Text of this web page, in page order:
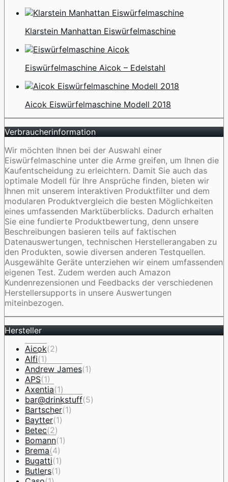
Klarstein Manhattan Eiswürfelmaschine
Eiswürfelmaschine Aicok – Edelstahl
Aicok Eiswürfelmaschine Modell 2018
Verbraucherinformation
Wir möchten Ihnen bei der Auswahl einer
Eiswürfelmaschine unter die Arme greifen, um Ihnen die
Kaufentscheidung zu erleichtern. Damit Sie auch das
optimale Modell für Ihre Ansprüche finden, bieten wir
Ihnen mit unserem interaktiven Produktfilter und dem
modularen Produktvergleich die besten Möglichkeiten
eines umfassenden Marktüberblicks. Dadurch erhalten
Sie eine fundierte Produktbewertung, denn unsere
Beschreibungen basieren teils auf faktischen
Datenauswertungen, technischen Herstellerangaben zu
den Produkten, sowie diversen anderen Testquellen.
Ausgewählte Geräte unterziehen wir einem umfassenden
eigenen Test. Zudem werden auch Amazon
Kundenrezensionen und Feedbacks der verschiedenen
Herstellersupports in unsere Auswertungen
miteinbezogen.
Hersteller
Aicok(2)
Alfi(1)
Andrew James(1)
APS(1)
Axentia(1)
bar@drinkstuff(5)
Bartscher(1)
Baytter(1)
Betec(2)
Bomann(1)
Brema(4)
Bugatti(1)
Butlers(1)